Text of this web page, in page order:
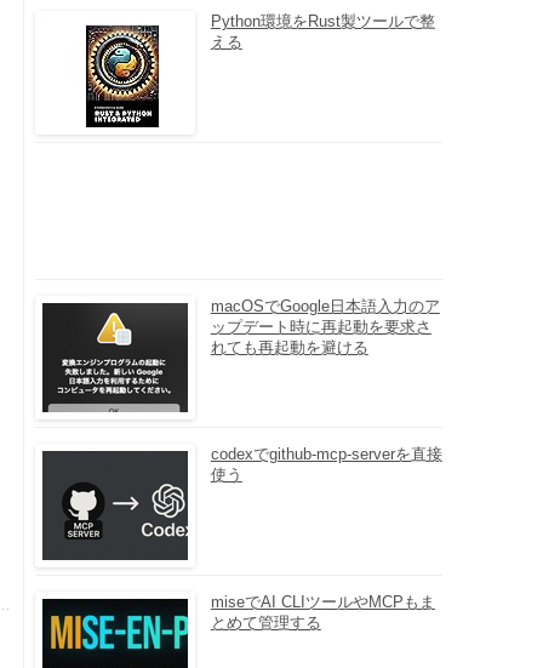
Python環境をRust製ツールで整
える
macOSでGoogle日本語入力のア
ップデート時に再起動を要求さ
れても再起動を避ける
codexでgithub-mcp-serverを直接
使う
miseでAI CLIツールやMCPもま
とめて管理する